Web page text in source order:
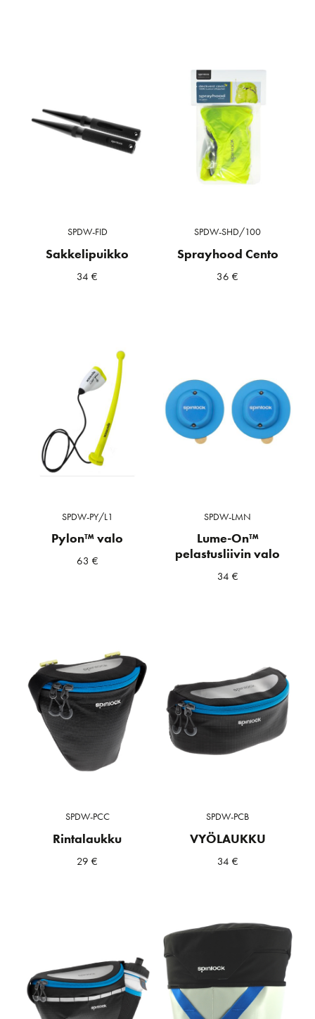
SPDW-FID
Sakkelipuikko
34€
SPDW-SHD/100
Sprayhood Cento
36€
SPDW-PY/L1
Pylon™ valo
63 €
SPDW-LMN
Lume-On™
pelastusliivin valo
34 €
SPDW-PCC
Rintalaukku
29€
SPDW-PCB
VYÖLAUKKU
34 €